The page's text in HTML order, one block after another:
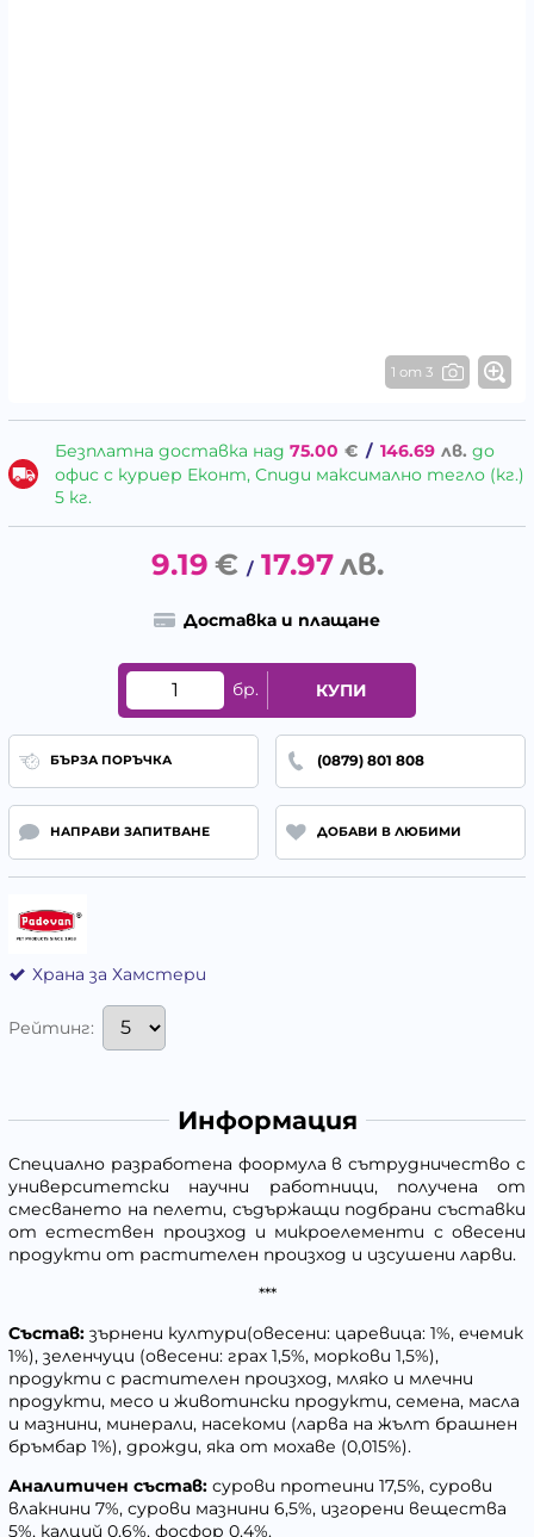
1 от 3
Безплатна доставка над 75.00 € / 146.69 лв. до
офис с куриер Еконт, Спиди максимално тегло (кг.)
5 кг.
9.19 € / 17.97лв.
Доставка и плащане
бр. КУПИ
БЪРЗА ПОРЪЧКА (0879) 801 808
НАПРАВИ ЗАПИТВАНЕ ДОБАВИ В ЛЮБИМИ
Храна за Хамстери
Рейтинг:
Информация
Специално разработена фоормула в сътрудничество с
университетски научни работници, получена от
смесването на пелети, съдържащи подбрани съставки
от естествен произход и микроелементи с овесени
продукти от растителен произход и изсушени ларви.
***
Състав: зърнени култури(овесени: царевица: 1%, ечемик
1%), зеленчуци (овесени: грах 1,5%, моркови 1,5%),
продукти с растителен произход, мляко и млечни
продукти, месо и животински продукти, семена, масла
и мазнини, минерали, насекоми (ларва на жълт брашнен
бръмбар 1%), дрожди, яка от мохаве (0,015%).
Аналитичен състав: сурови протеини 17,5%, сурови
влакнини 7%, сурови мазнини 6,5%, изгорени вещества
5%, калций 0,6%, фосфор 0,4%.